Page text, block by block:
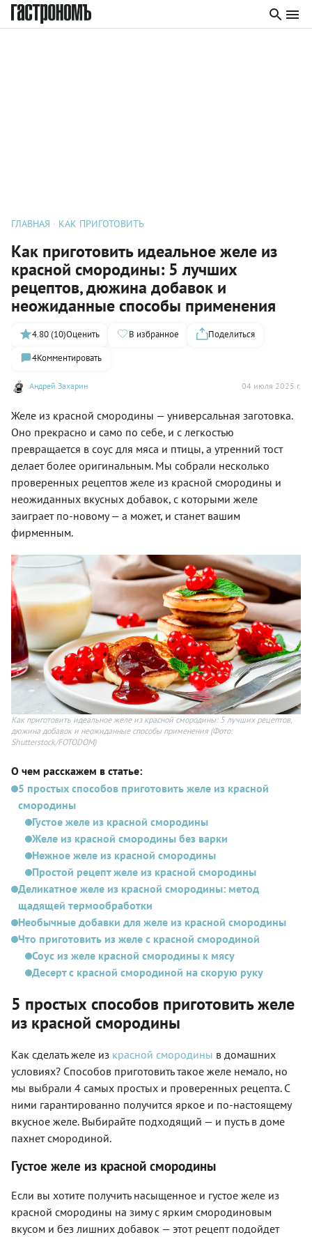
ГЛАВНАЯ КАК ПРИГОТОВИТЬ
Как приготовить идеальное желе из
красной смородины: 5 лучших
рецептов, дюжина добавок и
неожиданные способы применения
Андрей Захарин 04 июля 2025 г.
4.80 (10)Оценить В избранное
Поделиться
4Комментировать
Желе из красной смородины — универсальная заготовка.
Оно прекрасно и само по себе, и с легкостью
превращается в соус для мяса и птицы, а утренний тост
делает более оригинальным. Мы собрали несколько
проверенных рецептов желе из красной смородины и
неожиданных вкусных добавок, с которыми желе
заиграет по-новому — а может, и станет вашим
фирменным.
Как приготовить идеальное желе из красной смородины: 5 лучших рецептов,
дюжина добавок и неожиданные способы применения (Фото:
Shutterstock/FOTODOM)
О чем расскажем в статье:
5 простых способов приготовить желе из красной
смородины
Густое желе из красной смородины
Желе из красной смородины без варки
Нежное желе из красной смородины
Простой рецепт желе из красной смородины
Деликатное желе из красной смородины: метод
щадящей термообработки
Необычные добавки для желе из красной смородины
Что приготовить из желе с красной смородиной
Соус из желе красной смородины к мясу
Десерт с красной смородиной на скорую руку
5 простых способов приготовить желе
из красной смородины
Как сделать желе из красной смородины в домашних
условиях? Способов приготовить такое желе немало, но
мы выбрали 4 самых простых и проверенных рецепта. С
ними гарантированно получится яркое и по-настоящему
вкусное желе. Выбирайте подходящий — и пусть в доме
пахнет смородиной.
Густое желе из красной смородины
Если вы хотите получить насыщенное и густое желе из
красной смородины на зиму с ярким смородиновым
вкусом и без лишних добавок — этот рецепт подойдет